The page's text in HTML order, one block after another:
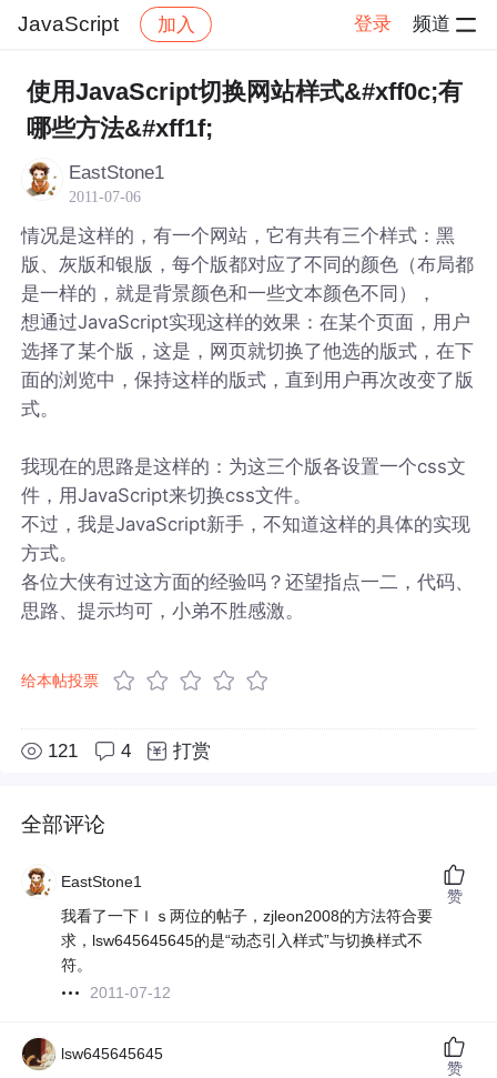
JavaScript 加入 登录 频道
社区 JavaScript 帖子详情
使用JavaScript切换网站样式&#xff0c;有
哪些方法&#xff1f;
EastStone1
2011-07-06
情况是这样的，有一个网站，它有共有三个样式：黑
版、灰版和银版，每个版都对应了不同的颜色（布局都
是一样的，就是背景颜色和一些文本颜色不同），
想通过JavaScript实现这样的效果：在某个页面，用户
选择了某个版，这是，网页就切换了他选的版式，在下
面的浏览中，保持这样的版式，直到用户再次改变了版
式。
我现在的思路是这样的：为这三个版各设置一个css文
件，用JavaScript来切换css文件。
不过，我是JavaScript新手，不知道这样的具体的实现
方式。
各位大侠有过这方面的经验吗？还望指点一二，代码、
思路、提示均可，小弟不胜感激。
给本帖投票
121 4 打赏
全部评论
EastStone1
我看了一下ｌｓ两位的帖子，zjleon2008的方法符合要
求，lsw645645645的是“动态引入样式”与切换样式不
符。
2011-07-12
赞
lsw645645645
赞